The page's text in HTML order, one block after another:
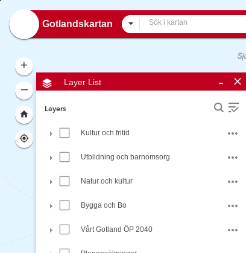
+
–
Gotlandskartan
Layer List -
Layers
Kultur och fritid
Utbildning och barnomsorg
Natur och kultur
Bygga och Bo
Vårt Gotland ÖP 2040